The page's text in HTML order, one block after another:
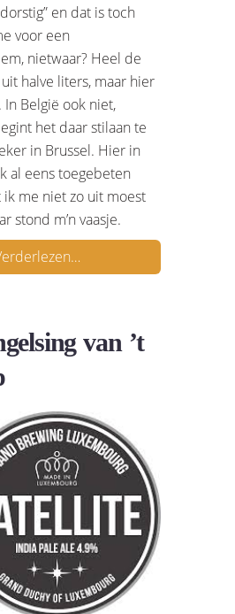
en dat is toch
voor een
nietwaar? Heel de
halve liters, maar hier
België ook niet,
het daar stilaan te
in Brussel. Hier in
al eens toegebeten
ik me niet zo uit moest
stond m’n vaasje.
van ’t